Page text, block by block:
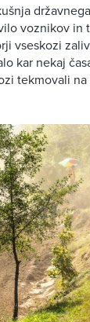
državnega
voznikov in
vseskozi
kar nekaj
tekmovali